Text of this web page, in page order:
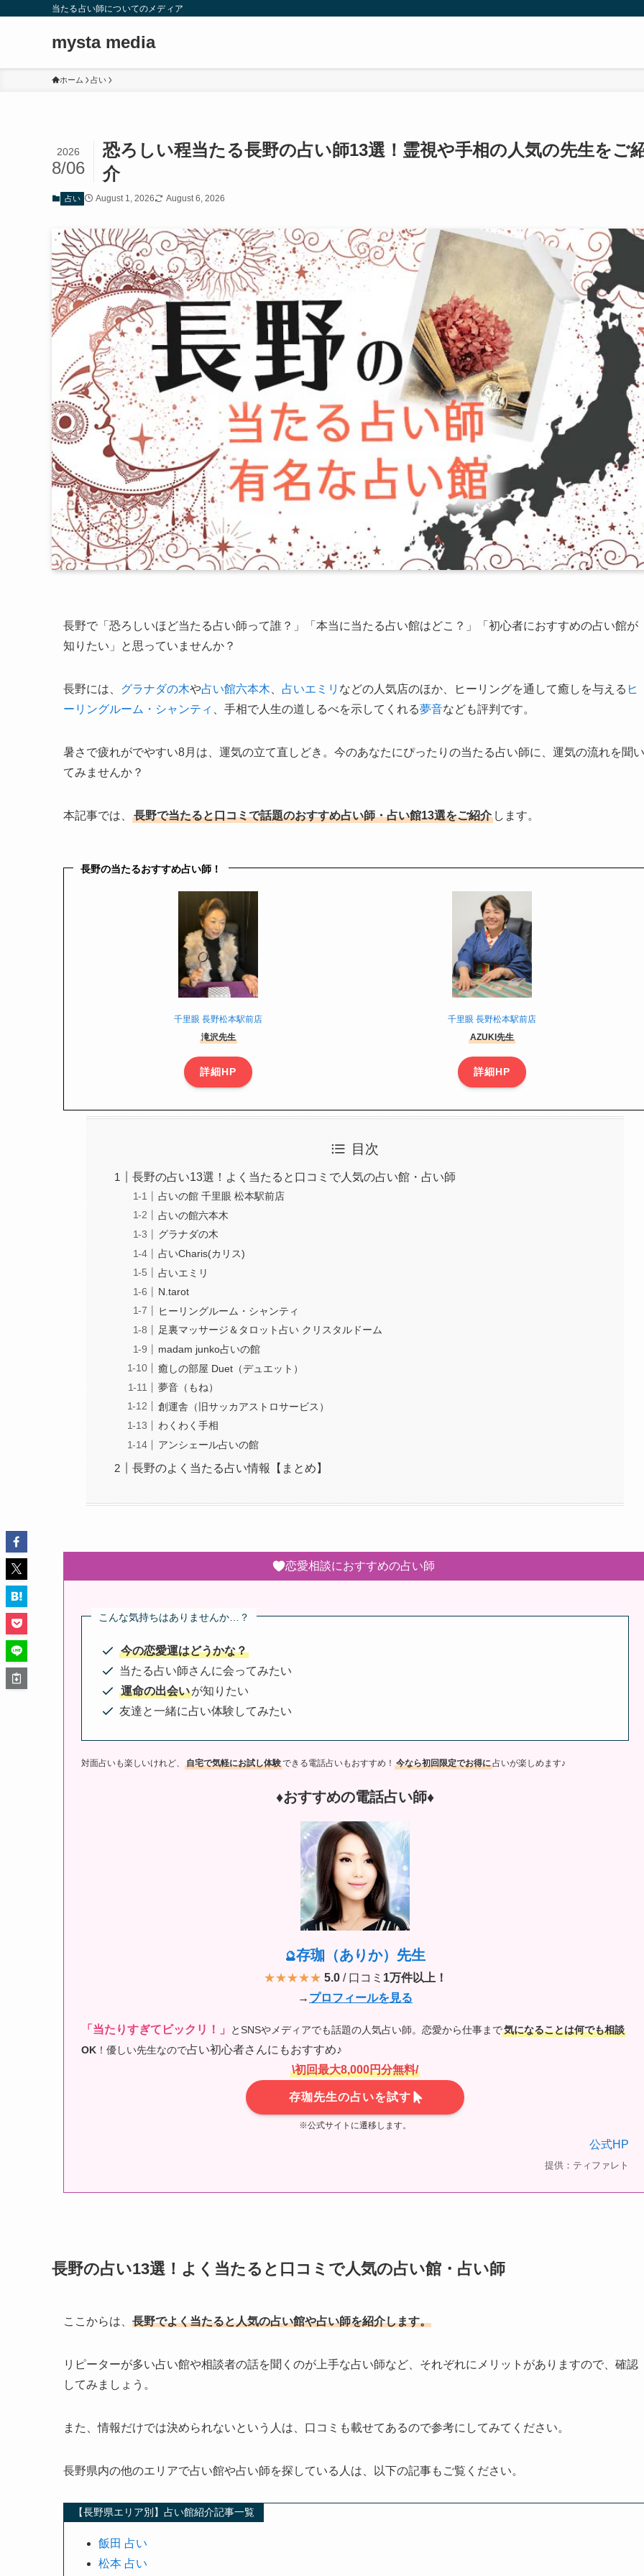
当たる占い師についてのメディア
mysta media
ホーム 占い
恐ろしい程当たる長野の占い師13選！霊視や手相の人気の先生をご
介
2026
8/06
占い August 1, 2026 August 6, 2026
長野で「恐ろしいほど当たる占い師って誰？」「本当に当たる占い館はどこ？」「初心者におすすめの占い館が
知りたい」と思っていませんか？
長野には、 グラナダの木や占い館六本木 占いエミリ などの人気店のほか、ヒーリングを通して癒しを与える ヒ
ーリングルーム・シャンティ
、手相で人生の道しるべを示してくれる夢音なども評判です。
暑さで疲れがでやすい8月は、運気の立て直しどき。今のあなたにぴったりの当たる占い師に、運気の流れを聞い
てみませんか？
本記事では、 長野で当たると口コミで話題のおすすめ占い師・占い館13選をご紹介 します。
長野の当たるおすすめ占い師！
千里眼 長野松本駅前店
滝沢先生
詳細HP
千里眼 長野松本駅前店
AZUKI先生
詳細HP
目次
長野の占い13選！よく当たると口コミで人気の占い館・占い師
占いの館 千里眼 松本駅前店
占いの館六本木
グラナダの木
占いCharis(カリス)
占いエミリ
N.tarot
ヒーリングルーム・シャンティ
足裏マッサージ＆タロット占い クリスタルドーム
madam junko占いの館
癒しの部屋 Duet（デュエット）
夢音（もね）
創運舎（旧サッカアストロサービス）
わくわく手相
アンシェール占いの館
長野のよく当たる占い情報【まとめ】
恋愛相談におすすめの占い師
こんな気持ちはありませんか…？
今の恋愛運はどうかな？
当たる占い師さんに会ってみたい
運命の出会いが知りたい
友達と一緒に占い体験してみたい
対面占いも楽しいけれど、 自宅で気軽にお試し体験できる電話占いもおすすめ！ 今なら初回限定でお得に占いが楽しめます♪
♦︎おすすめの電話占い師♦︎
🔮存珈（ありか）先生
★★★★★ 5.0/ 口コミ 1万件以上！
→ プロフィールを見る
「当たりすぎてビックリ！」 とSNSやメディアでも話題の人気占い師。恋愛から仕事まで気になることは何でも相談
OK ！優しい先生なので占い初心者さんにもおすすめ♪
\初回最大8,000円分無料/
存珈先生の占いを試す
※公式サイトに遷移します。
公式HP
提供：ティファレト
長野の占い13選！よく当たると口コミで人気の占い館・占い師
ここからは、 長野でよく当たると人気の占い館や占い師を紹介します。
リピーターが多い占い館や相談者の話を聞くのが上手な占い師など、それぞれにメリットがありますので、確認
してみましょう。
また、情報だけでは決められないという人は、口コミも載せてあるので参考にしてみてください。
長野県内の他のエリアで占い館や占い師を探している人は、以下の記事もご覧ください。
【長野県エリア別】占い館紹介記事一覧
飯田 占い
松本 占い